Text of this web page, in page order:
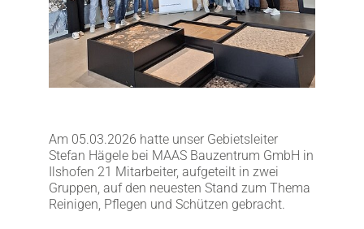
Download
Am 05.03.2026 hatte unser Gebietsleiter
Stefan Hägele bei MAAS Bauzentrum GmbH in
Ilshofen 21 Mitarbeiter, aufgeteilt in zwei
Gruppen, auf den neuesten Stand zum Thema
Reinigen, Pflegen und Schützen gebracht.